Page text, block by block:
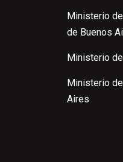
Ministerio
de Buenos
Ministerio
Ministerio
Aires